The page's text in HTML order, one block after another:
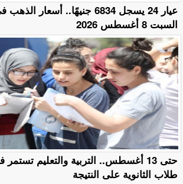
عيار 24 يسجل 6834 جنيهًا..
السبت 8 أغسطس 2026
حتى 13 أغسطس.. التربية والتعليم
طلاب الثانوية على النتيجة